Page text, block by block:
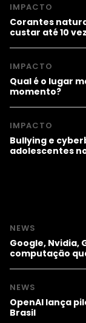
IMPACTO
Corantes
custar até 10
IMPACTO
Qual é o lugar
momento?
IMPACTO
Bullying e
adolescentes
NEWS
Google, Nvidia,
computação
NEWS
OpenAI lança
Brasil